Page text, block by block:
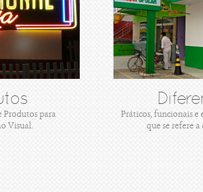
para
Visual.
Práticos, funcionais e
que se refere